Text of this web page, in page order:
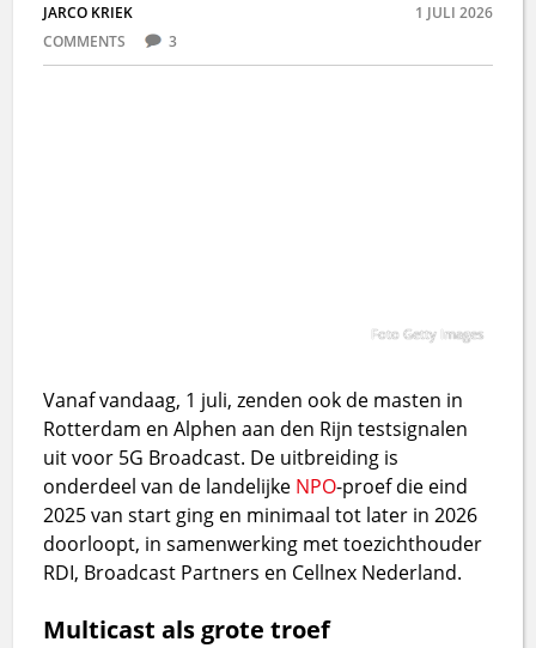
JARCO KRIEK
1 JULI 2026
COMMENTS
3
Foto Getty Images
Vanaf vandaag, 1 juli, zenden ook de masten in
Rotterdam en Alphen aan den Rijn testsignalen
uit voor 5G Broadcast. De uitbreiding is
onderdeel van de landelijke NPO-proef die eind
2025 van start ging en minimaal tot later in 2026
doorloopt, in samenwerking met toezichthouder
RDI, Broadcast Partners en Cellnex Nederland.
Multicast als grote troef